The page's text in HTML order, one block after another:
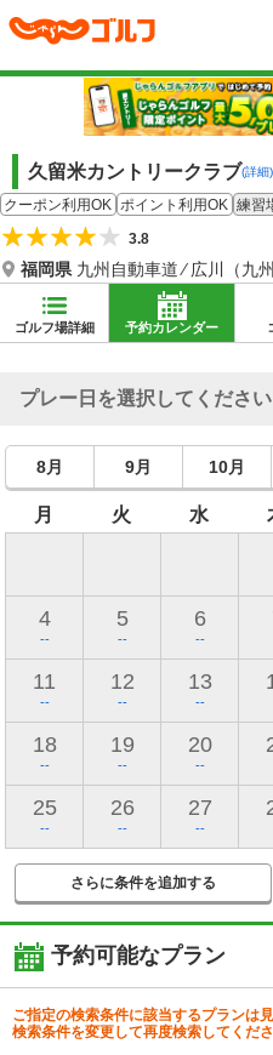
久留米カントリークラブ(詳細)
クーポン利用OK ポイント利用OK 練習
3.8
福岡県 九州自動車道 ⁄ 広川（九
ゴルフ場詳細 予約カレンダー
プレー日を選択してください
8月 9月 10月
月 火 水
4
--
5
--
6
--
11
--
12
--
13
--
18
--
19
--
20
--
25
--
26
--
27
--
さらに条件を追加する
予約可能なプラン
ご指定の検索条件に該当するプランは
検索条件を変更して再度検索してくださ